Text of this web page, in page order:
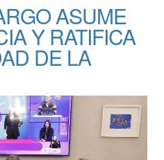
ASUME
Y RATIFICA
DE LA